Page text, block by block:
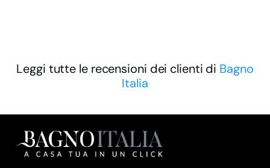
Leggi tutte le recensioni dei clienti di Bagno
Italia